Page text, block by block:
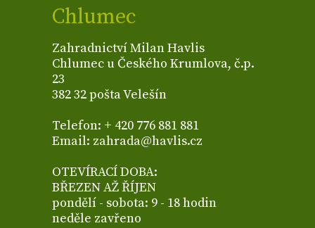
Chlumec
Zahradnictví Milan Havlis
Chlumec u Českého Krumlova, č.p.
23
382 32 pošta Velešín
Telefon: + 420 776 881 881
Email: zahrada@havlis.cz
OTEVÍRACÍ DOBA:
BŘEZEN AŽ ŘÍJEN
pondělí - sobota: 9 - 18 hodin
neděle zavřeno